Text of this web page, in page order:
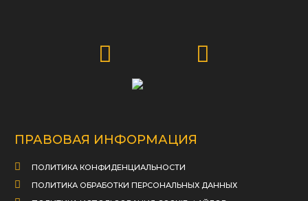
ПРАВОВАЯ ИНФОРМАЦИЯ
ПОЛИТИКА КОНФИДЕНЦИАЛЬНОСТИ
ПОЛИТИКА ОБРАБОТКИ ПЕРСОНАЛЬНЫХ ДАННЫХ